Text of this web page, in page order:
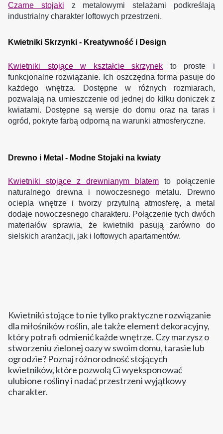
Czarne stojaki z metalowymi stelażami podkreślają
industrialny charakter loftowych przestrzeni.
Kwietniki Skrzynki - Kreatywność i Design
Kwietniki stojące w kształcie skrzynek to proste i
funkcjonalne rozwiązanie. Ich oszczędna forma pasuje do
każdego wnętrza. Dostępne w różnych rozmiarach,
pozwalają na umieszczenie od jednej do kilku doniczek z
kwiatami. Dostępne są wersje do domu oraz na taras i
ogród, pokryte farbą odporną na warunki atmosferyczne.
Drewno i Metal - Modne Stojaki na kwiaty
Kwietniki stojące z drewnianym blatem to połączenie
naturalnego drewna i nowoczesnego metalu. Drewno
ociepla wnętrze i tworzy przytulną atmosferę, a metal
dodaje nowoczesnego charakteru. Połączenie tych dwóch
materiałów sprawia, że kwietniki pasują zarówno do
sielskich aranżacji, jak i loftowych apartamentów.
Kwietniki stojące to nie tylko praktyczne rozwiązanie
dla miłośników roślin, ale także element dekoracyjny,
który potrafi odmienić każde wnętrze. Czy marzysz o
stworzeniu zielonej oazy w swoim domu, tarasie lub
ogrodzie? Poznaj różnorodność stojących
kwietników, które pozwolą Ci wyeksponować
ulubione rośliny i nadać przestrzeni wyjątkowy
charakter.